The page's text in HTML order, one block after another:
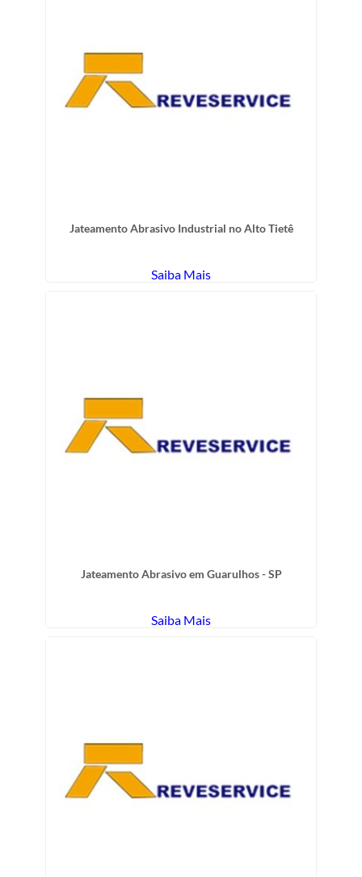
Jateamento Abrasivo Industrial no Alto Tietê
Saiba Mais
Jateamento Abrasivo em Guarulhos - SP
Saiba Mais